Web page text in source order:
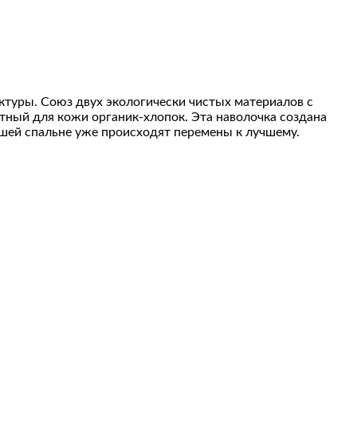
Союз двух экологически чистых материалов с
для кожи органик-хлопок. Эта наволочка создана
спальне уже происходят перемены к лучшему.